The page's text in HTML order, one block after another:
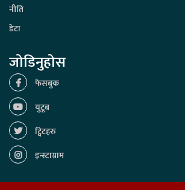
नीति
डेटा
जोडिनुहोस
फेसबुक
युटूब
ट्विटहरु
इन्स्टाग्राम